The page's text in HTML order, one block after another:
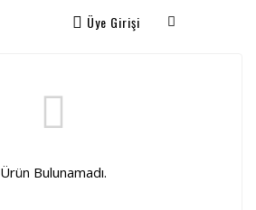
Üye Girişi
Ürün Bulunamadı.